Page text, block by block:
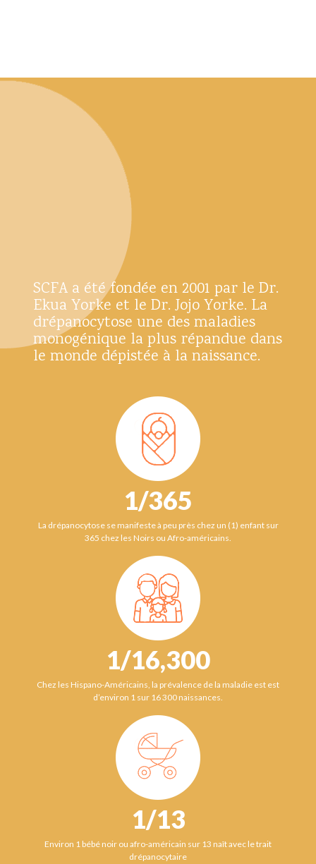
SCFA a été fondée en 2001 par le Dr.
Ekua Yorke et le Dr. Jojo Yorke. La
drépanocytose une des maladies
monogénique la plus répandue dans
le monde dépistée à la naissance.
1/365
La drépanocytose se manifeste à peu près chez un (1) enfant sur
365 chez les Noirs ou Afro-américains.
1/16,300
Chez les Hispano-Américains, la prévalence de la maladie est est
d’environ 1 sur 16 300 naissances.
1/13
Environ 1 bébé noir ou afro-américain sur 13 naît avec le trait
drépanocytaire